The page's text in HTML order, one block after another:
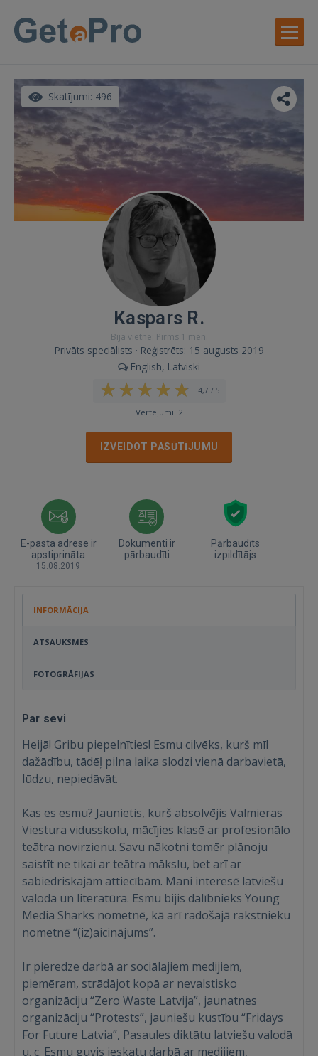
Skatījumi: 496
Kaspars R.
Bija vietnē: Pirms 1 mēn.
Privāts speciālists · Reģistrēts: 15 augusts 2019
English, Latviski
4,7 / 5
Vērtējumi: 2
IZVEIDOT PASŪTĪJUMU
E-pasta adrese ir
apstiprināta
15.08.2019
Dokumenti ir
pārbaudīti
Pārbaudīts
izpildītājs
INFORMĀCIJA
ATSAUKSMES
FOTOGRĀFIJAS
Par sevi
Heijā! Gribu piepelnīties! Esmu cilvēks, kurš mīl
dažādību, tādēļ pilna laika slodzi vienā darbavietā,
lūdzu, nepiedāvāt.
Kas es esmu? Jaunietis, kurš absolvējis Valmieras
Viestura vidusskolu, mācījies klasē ar profesionālo
teātra novirzienu. Savu nākotni tomēr plānoju
saistīt ne tikai ar teātra mākslu, bet arī ar
sabiedriskajām attiecībām. Mani interesē latviešu
valoda un literatūra. Esmu bijis dalībnieks Young
Media Sharks nometnē, kā arī radošajā rakstnieku
nometnē “(iz)aicinājums”.
Ir pieredze darbā ar sociālajiem medijiem,
piemēram, strādājot kopā ar nevalstisko
organizāciju “Zero Waste Latvija”, jaunatnes
organizāciju “Protests”, jauniešu kustību “Fridays
For Future Latvia”, Pasaules diktātu latviešu valodā
u. c. Esmu guvis ieskatu darbā ar medijiem,